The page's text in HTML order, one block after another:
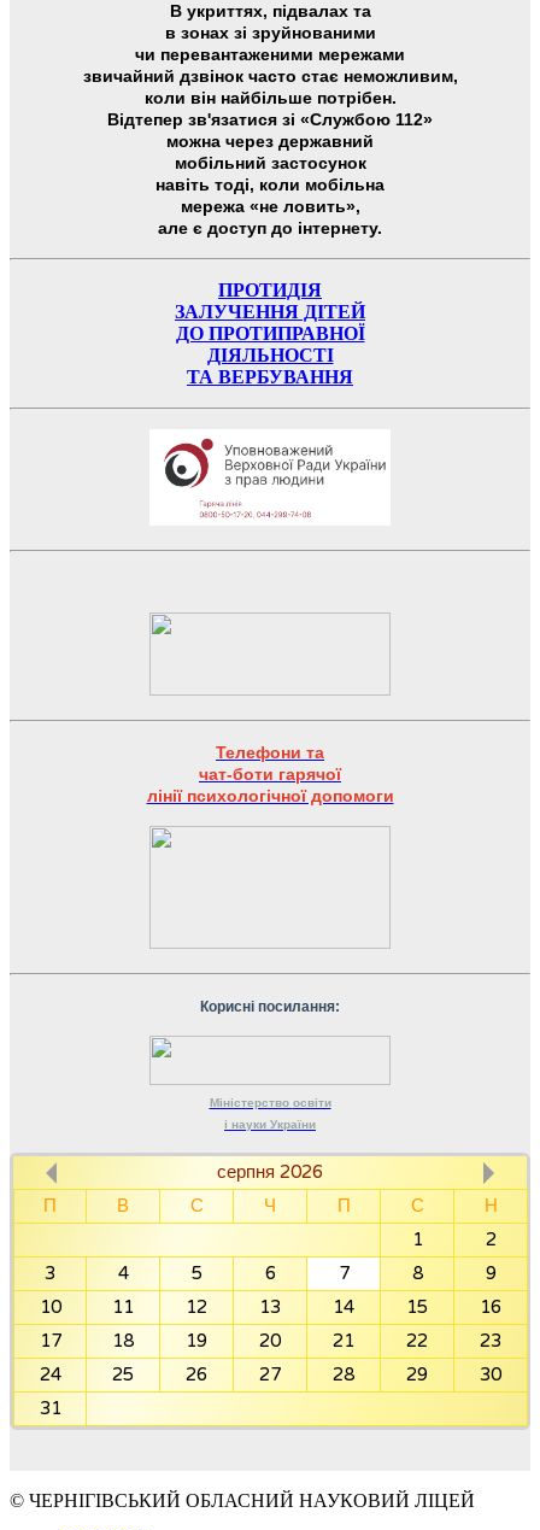
В укриттях, підвалах та
в зонах зі зруйнованими
чи перевантаженими мережами
звичайний дзвінок часто стає неможливим,
коли він найбільше потрібен.
Відтепер зв'язатися зі «Службою 112»
можна через державний
мобільний застосунок
навіть тоді, коли мобільна
мережа «не ловить»,
але є доступ до інтернету.
ПРОТИДІЯ
ЗАЛУЧЕННЯ ДІТЕЙ
ДО ПРОТИПРАВНОЇ
ДІЯЛЬНОСТІ
ТА ВЕРБУВАННЯ
Телефони та
чат-боти гарячої
лінії психологічної допомоги
Корисні посилання:
Міністерство освіти
і науки України
серпня 2026
П
В С Ч П С
Н
1
2
3
4 5 6 7 8
9
10
11 12 13 14 15
16
17
18 19 20 21 22
23
24
25 26 27 28 29
30
31
© ЧЕРНІГІВСЬКИЙ ОБЛАСНИЙ НАУКОВИЙ ЛІЦЕЙ